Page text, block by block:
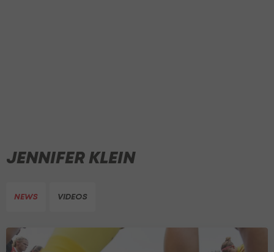
JENNIFER KLEIN
NEWS VIDEOS